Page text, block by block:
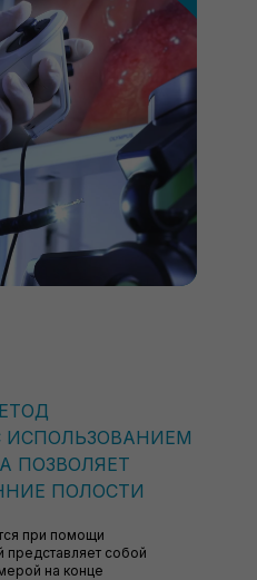
ИСПОЛЬЗОВАНИЕМ
ПОЗВОЛЯЕТ
ПОЛОСТИ
при помощи
представляет собой
на конце